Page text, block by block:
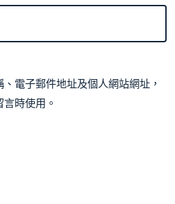
電子郵件地址及個人網站網址，
時使用。